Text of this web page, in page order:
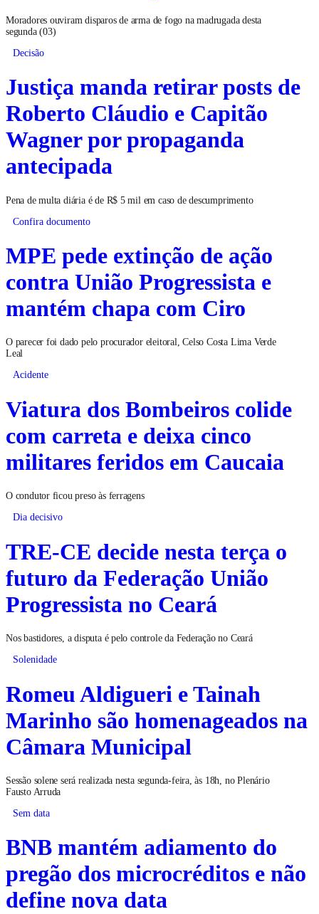
Moradores ouviram disparos de arma de fogo na madrugada desta
segunda (03)
Decisão
Justiça manda retirar posts de
Roberto Cláudio e Capitão
Wagner por propaganda
antecipada
Pena de multa diária é de R$ 5 mil em caso de descumprimento
Confira documento
MPE pede extinção de ação
contra União Progressista e
mantém chapa com Ciro
O parecer foi dado pelo procurador eleitoral, Celso Costa Lima Verde
Leal
Acidente
Viatura dos Bombeiros colide
com carreta e deixa cinco
militares feridos em Caucaia
O condutor ficou preso às ferragens
Dia decisivo
TRE-CE decide nesta terça o
futuro da Federação União
Progressista no Ceará
Nos bastidores, a disputa é pelo controle da Federação no Ceará
Solenidade
Romeu Aldigueri e Tainah
Marinho são homenageados na
Câmara Municipal
Sessão solene será realizada nesta segunda-feira, às 18h, no Plenário
Fausto Arruda
Sem data
BNB mantém adiamento do
pregão dos microcréditos e não
define nova data